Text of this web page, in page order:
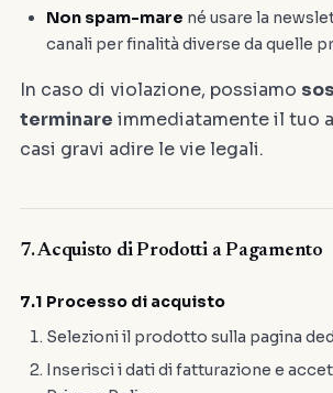
Non spam-mare né usare la
canali per finalità diverse da quelle
In caso di violazione, possiamo
terminare immediatamente il tuo
casi gravi adire le vie legali.
7. Acquisto di Prodotti a Pagamento
7.1 Processo di acquisto
Selezioni il prodotto sulla pagina
Inserisci i dati di fatturazione e